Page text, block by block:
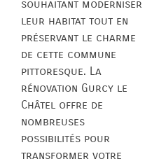
souhaitant moderniser
leur habitat tout en
préservant le charme
de cette commune
pittoresque. La
rénovation Gurcy le
Châtel offre de
nombreuses
possibilités pour
transformer votre